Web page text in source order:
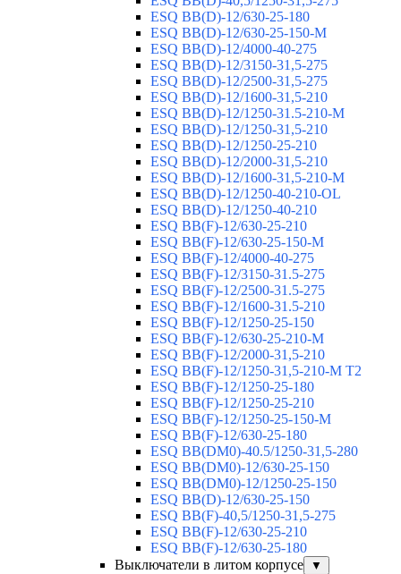
ESQ ВВ(D)-12/630-25-180
ESQ ВВ(D)-12/630-25-150-М
ESQ ВВ(D)-12/4000-40-275
ESQ ВВ(D)-12/3150-31,5-275
ESQ ВВ(D)-12/2500-31,5-275
ESQ ВВ(D)-12/1600-31,5-210
ESQ ВВ(D)-12/1250-31.5-210-М
ESQ ВВ(D)-12/1250-31,5-210
ESQ ВВ(D)-12/1250-25-210
ESQ BB(D)-12/2000-31,5-210
ESQ BB(D)-12/1600-31,5-210-М
ESQ BB(D)-12/1250-40-210-OL
ESQ BB(D)-12/1250-40-210
ESQ ВВ(F)-12/630-25-210
ESQ ВВ(F)-12/630-25-150-М
ESQ ВВ(F)-12/4000-40-275
ESQ ВВ(F)-12/3150-31.5-275
ESQ ВВ(F)-12/2500-31.5-275
ESQ ВВ(F)-12/1600-31.5-210
ESQ ВВ(F)-12/1250-25-150
ESQ BB(F)-12/630-25-210-М
ESQ BB(F)-12/2000-31,5-210
ESQ BB(F)-12/1250-31,5-210-М T2
ESQ BB(F)-12/1250-25-180
ESQ ВВ(F)-12/1250-25-210
ESQ ВВ(F)-12/1250-25-150-М
ESQ BB(F)-12/630-25-180
ESQ ВВ(DM0)-40.5/1250-31,5-280
ESQ ВВ(DM0)-12/630-25-150
ESQ ВВ(DM0)-12/1250-25-150
ESQ BB(D)-12/630-25-150
ESQ ВВ(F)-40,5/1250-31,5-275
ESQ ВВ(F)-12/630-25-210
ESQ ВВ(F)-12/630-25-180
Выключатели в литом корпусе
▼